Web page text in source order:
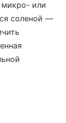
или
соленой —